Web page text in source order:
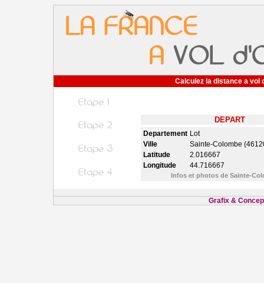
Calculez la distance a vol
DEPART
Departement Lot
Ville
Sainte-Colombe
Latitude
2.016667
Longitude
44.716667
Infos et photos de Sainte-
Grafix &